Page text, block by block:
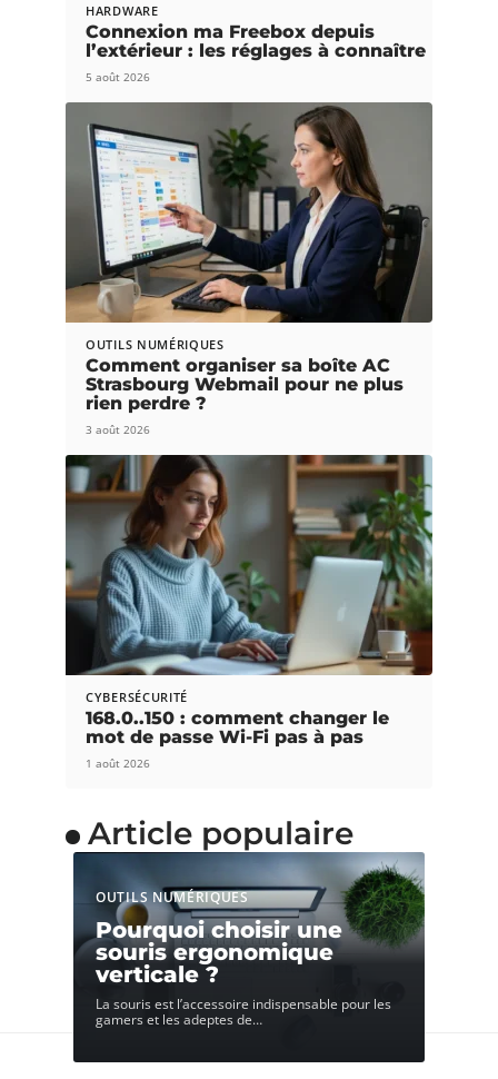
HARDWARE
Connexion ma Freebox depuis
l’extérieur : les réglages à connaître
5 août 2026
OUTILS NUMÉRIQUES
Comment organiser sa boîte AC
Strasbourg Webmail pour ne plus
rien perdre ?
3 août 2026
CYBERSÉCURITÉ
168.0..150 : comment changer le
mot de passe Wi-Fi pas à pas
1 août 2026
Article populaire
OUTILS NUMÉRIQUES
Pourquoi choisir une
souris ergonomique
verticale ?
La souris est l’accessoire indispensable pour les
gamers et les adeptes de…